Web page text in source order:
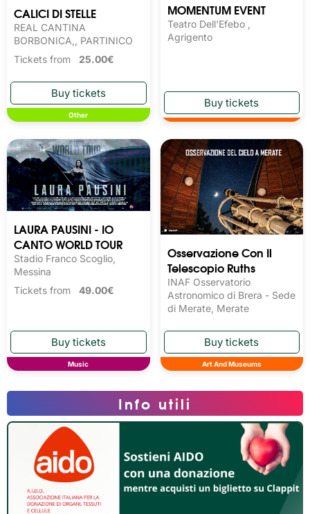
CALICI DI STELLE
REAL CANTINA
BORBONICA,, PARTINICO
Tickets from 25.00€
Other
MOMENTUM EVENT
Teatro Dell'Efebo ,
Agrigento
LAURA PAUSINI - IO
CANTO WORLD TOUR
Stadio Franco Scoglio,
Messina
Tickets from 49.00€
Music
Osservazione Con Il
Telescopio Ruths
INAF Osservatorio
Astronomico di Brera - Sede
di Merate, Merate
Art And Museums
Info utili